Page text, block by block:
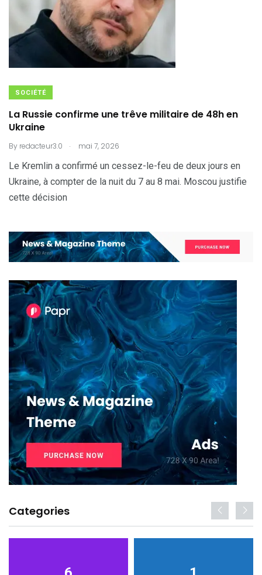
SOCIÉTÉ
La Russie confirme une trêve militaire de 48h en
Ukraine
By redacteur3.0 . mai 7, 2026
Le Kremlin a confirmé un cessez-le-feu de deux jours en
Ukraine, à compter de la nuit du 7 au 8 mai. Moscou justifie
cette décision
Categories